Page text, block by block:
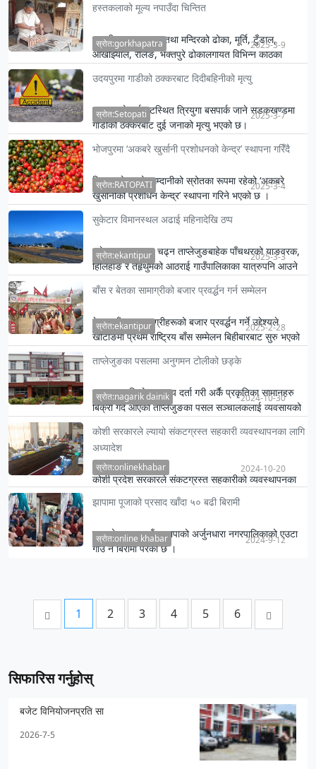
हस्तकलाको मूल्य नपाउँदा चिन्तित
स्थानीय काठबाट घर तथा मन्दिरको ढोका, मूर्ति, टुँडाल,
आँखीझ्याल, रेलिङ, भक्तपुरे ढोकालगायत विभिन्न काठका
स्रोत:gorkhapatra 2025-3-9
उदयपुरमा गाडीको ठक्करबाट दिदीबहिनीको मृत्यु
उदयपुरको गाईघाटस्थित त्रियुगा बसपार्क जाने सडकखण्डमा
गाडीको ठक्करबाट दुई जनाको मृत्यु भएको छ।
स्रोत:Setopati 2025-3-7
भोजपुरमा ‘अकबरे खुर्सानी प्रशोधनको केन्द्र’ स्थापना गरिँदै
किसानको राम्रो आम्दानीको स्रोतका रूपमा रहेको ‘अकबरे
खुर्सानीको प्रशोधन केन्द्र’ स्थापना गरिने भएको छ ।
स्रोत:RATOPATI 2025-3-4
सुकेटार विमानस्थल अढाई महिनादेखि ठप्प
सुकेटारबाट जहाज चढ्न ताप्लेजुङबाहेक पाँचथरको याङवरक,
हिलिहाङ र तेहृथुमको आठराई गाउँपालिकाका यात्रुपनि आउने
स्रोत:ekantipur 2025-3-3
बाँस र बेतका सामाग्रीको बजार प्रवर्द्धन गर्न सम्मेलन
बेत र बाँसका सामाग्रीहरूको बजार प्रवर्द्धन गर्ने उद्देश्यले
खोटाङमा प्रथम राष्ट्रिय बाँस सम्मेलन बिहीबारबाट सुरु भएको
स्रोत:ekantipur 2025-2-28
ताप्लेजुङका पसलमा अनुगमन टोलीको छड्के
एउटा प्रकृतिको व्यवसाय दर्ता गरी अर्कै प्रकृतिका सामानहरु
बिक्री गर्दै आएका ताप्लेजुङका पसल सञ्चालकलाई व्यवसायको
स्रोत:nagarik dainik 2024-10-30
कोशी सरकारले ल्यायो संकटग्रस्त सहकारी व्यवस्थापनका लागि
अध्यादेश
कोशी प्रदेश सरकारले संकटग्रस्त सहकारीको व्यवस्थापनका
लागि अध्यादेश जारी गरेको छ ।
स्रोत:onlinekhabar 2024-10-20
झापामा पूजाको प्रसाद खाँदा ५० बढी बिरामी
पूजाको प्रसाद खाँदा झापाको अर्जुनधारा नगरपालिकाको एउटा
गाउँ नै बिरामी परेको छ ।
स्रोत:online khabar 2024-9-12
1 2 3 4 5 6
सिफारिस गर्नुहोस्
बजेट विनियोजनप्रति सा
2026-7-5